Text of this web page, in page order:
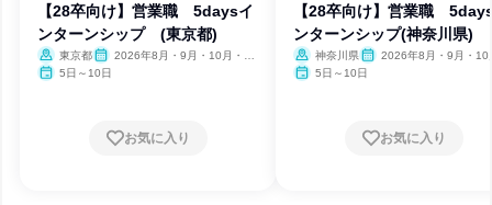
【28卒向け】営業職 5daysイ
ンターンシップ (東京都)
東京都
2026年8月・9月・10月・11
月・12月
5日～10日
お気に入り
【28卒向け】営業職
ンターンシップ(神奈川県)
神奈川県
2026年8月・9月・10
11月・12月
5日～10日
お気に入り